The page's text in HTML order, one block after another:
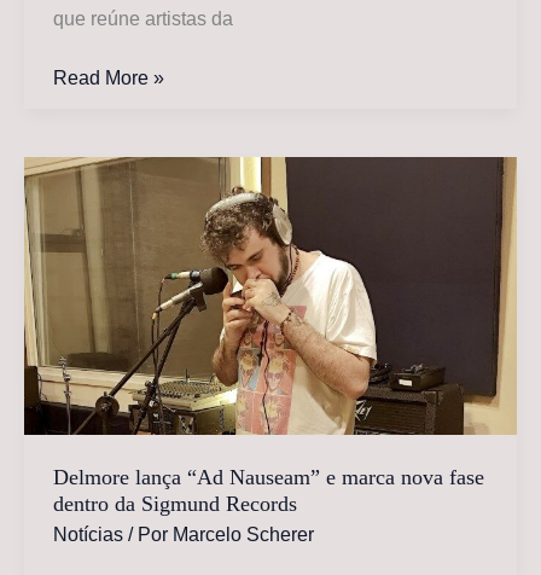
que reúne artistas da
Coletivo
lança
“Fora
do
Lugar”,
primeiro
single
da
banda
Brëu
Read More »
Delmore lança “Ad Nauseam” e marca nova fase
dentro da Sigmund Records
Notícias / Por Marcelo Scherer